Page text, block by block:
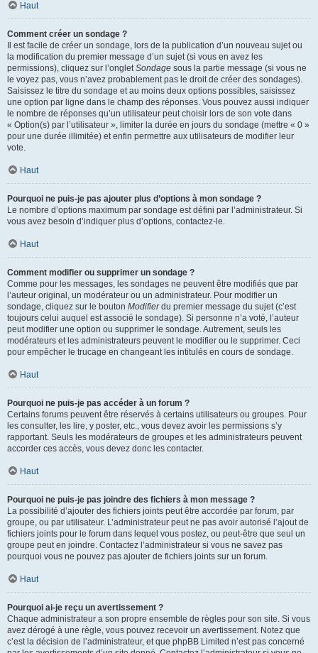
Haut
Comment créer un sondage ?
Il est facile de créer un sondage, lors de la publication d’un nouveau sujet ou
la modification du premier message d’un sujet (si vous en avez les
permissions), cliquez sur l’ongletSondage sous la partie message (si vous ne
le voyez pas, vous n’avez probablement pas le droit de créer des sondages).
Saisissez le titre du sondage et au moins deux options possibles, saisissez
une option par ligne dans le champ des réponses. Vous pouvez aussi indiquer
le nombre de réponses qu’un utilisateur peut choisir lors de son vote dans
« Option(s) par l’utilisateur », limiter la durée en jours du sondage (mettre « 0 »
pour une durée illimitée) et enfin permettre aux utilisateurs de modifier leur
vote.
Haut
Pourquoi ne puis-je pas ajouter plus d’options à mon sondage ?
Le nombre d’options maximum par sondage est défini par l’administrateur. Si
vous avez besoin d’indiquer plus d’options, contactez-le.
Haut
Comment modifier ou supprimer un sondage ?
Comme pour les messages, les sondages ne peuvent être modifiés que par
l’auteur original, un modérateur ou un administrateur. Pour modifier un
sondage, cliquez sur le bouton Modifierdu premier message du sujet (c’est
toujours celui auquel est associé le sondage). Si personne n’a voté, l’auteur
peut modifier une option ou supprimer le sondage. Autrement, seuls les
modérateurs et les administrateurs peuvent le modifier ou le supprimer. Ceci
pour empêcher le trucage en changeant les intitulés en cours de sondage.
Haut
Pourquoi ne puis-je pas accéder à un forum ?
Certains forums peuvent être réservés à certains utilisateurs ou groupes. Pour
les consulter, les lire, y poster, etc., vous devez avoir les permissions s’y
rapportant. Seuls les modérateurs de groupes et les administrateurs peuvent
accorder ces accès, vous devez donc les contacter.
Haut
Pourquoi ne puis-je pas joindre des fichiers à mon message ?
La possibilité d’ajouter des fichiers joints peut être accordée par forum, par
groupe, ou par utilisateur. L’administrateur peut ne pas avoir autorisé l’ajout de
fichiers joints pour le forum dans lequel vous postez, ou peut-être que seul un
groupe peut en joindre. Contactez l’administrateur si vous ne savez pas
pourquoi vous ne pouvez pas ajouter de fichiers joints sur un forum.
Haut
Pourquoi ai-je reçu un avertissement ?
Chaque administrateur a son propre ensemble de règles pour son site. Si vous
avez dérogé à une règle, vous pouvez recevoir un avertissement. Notez que
c’est la décision de l’administrateur, et que phpBB Limited n’est pas concerné